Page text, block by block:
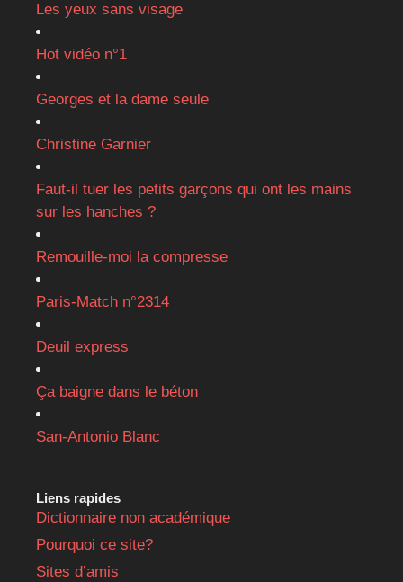
Les yeux sans visage
Hot vidéo n°1
Georges et la dame seule
Christine Garnier
Faut-il tuer les petits garçons qui ont les mains
sur les hanches ?
Remouille-moi la compresse
Paris-Match n°2314
Deuil express
Ça baigne dans le béton
San-Antonio Blanc
Liens rapides
Dictionnaire non académique
Pourquoi ce site?
Sites d’amis